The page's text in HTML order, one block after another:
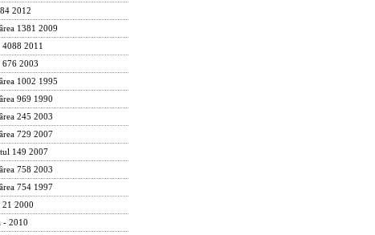
2012
1381 2009
2011
676 2003
1002 1995
969 1990
245 2003
729 2007
149 2007
758 2003
754 1997
21 2000
- 2010